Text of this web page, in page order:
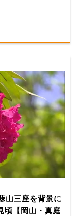
山三座を背景に
頃【岡山・真庭